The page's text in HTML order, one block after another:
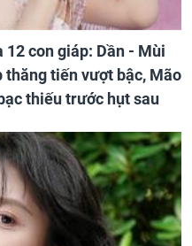
con giáp: Dần - Mùi
tiến vượt bậc, Mão
thiếu trước hụt sau